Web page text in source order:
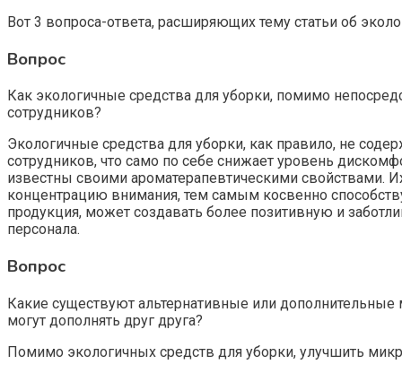
Вот 3 вопроса-ответа, расширяющих тему статьи об
Вопрос
Как экологичные средства для уборки, помимо
сотрудников?
Экологичные средства для уборки, как правило, не
сотрудников, что само по себе снижает уровень
известны своими ароматерапевтическими свойствами.
концентрацию внимания, тем самым косвенно
продукция, может создавать более позитивную и
персонала.
Вопрос
Какие существуют альтернативные или
могут дополнять друг друга?
Помимо экологичных средств для уборки, улучшить